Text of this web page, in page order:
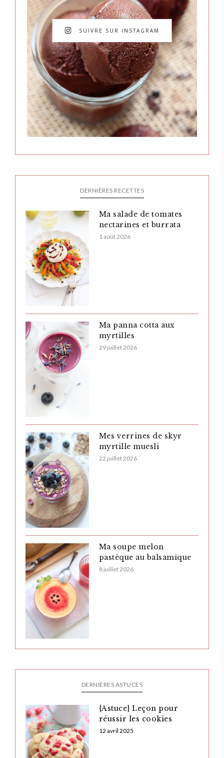
SUIVRE SUR INSTAGRAM
DERNIÈRES RECETTES
Ma salade de tomates
nectarines et burrata
1 août 2026
Ma panna cotta aux
myrtilles
29 juillet 2026
Mes verrines de skyr
myrtille muesli
22 juillet 2026
Ma soupe melon
pastèque au balsamique
8 juillet 2026
DERNIÈRES ASTUCES
{Astuce} Leçon pour
réussir les cookies
12 avril 2025